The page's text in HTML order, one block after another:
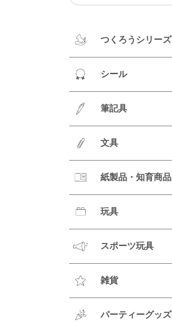
つくろうシリーズ
シール
筆記具
文具
紙製品・知育商品
玩具
スポーツ玩具
雑貨
パーティーグッズ